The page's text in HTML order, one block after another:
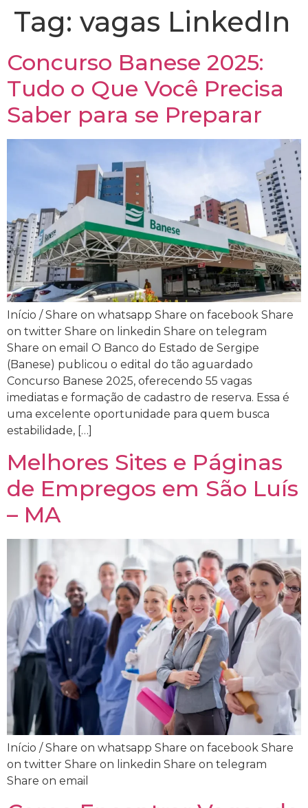
Tag: vagas LinkedIn
Concurso Banese 2025:
Tudo o Que Você Precisa
Saber para se Preparar
Início / Share on whatsapp Share on facebook Share
on twitter Share on linkedin Share on telegram
Share on email O Banco do Estado de Sergipe
(Banese) publicou o edital do tão aguardado
Concurso Banese 2025, oferecendo 55 vagas
imediatas e formação de cadastro de reserva. Essa é
uma excelente oportunidade para quem busca
estabilidade, […]
Melhores Sites e Páginas
de Empregos em São Luís
– MA
Início / Share on whatsapp Share on facebook Share
on twitter Share on linkedin Share on telegram
Share on email